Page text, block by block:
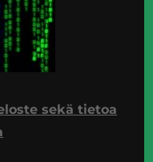
sekä tietoa